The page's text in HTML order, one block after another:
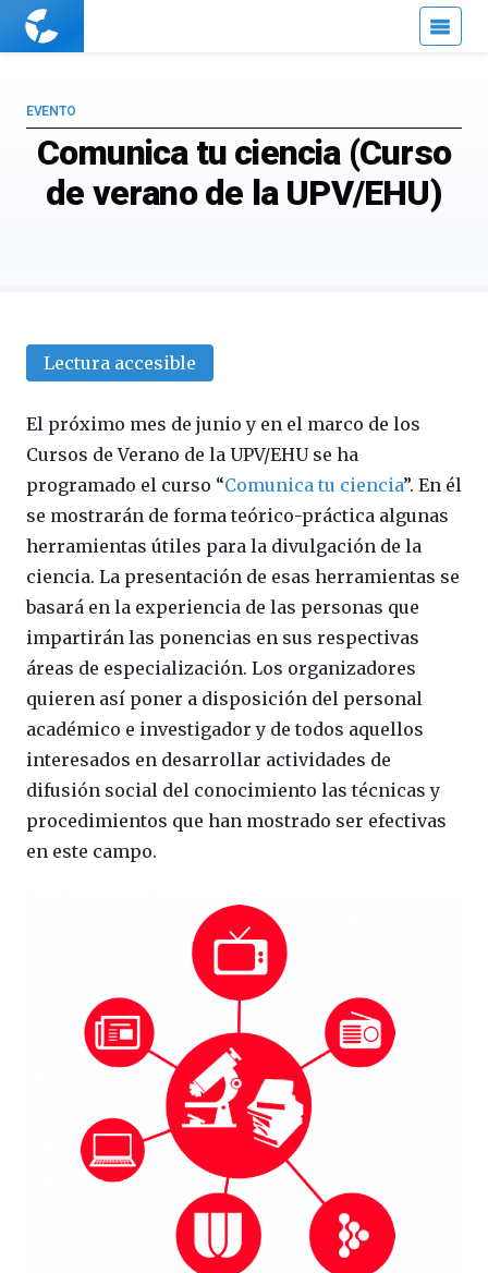
Cuaderno
Comunica tu ciencia (Curso
de verano de la UPV/EHU)
EVENTO
Lectura accesible
El próximo mes de junio y en el marco de los
Cursos de Verano de la UPV/EHU se ha
programado el curso “Comunica tu ciencia”. En él
se mostrarán de forma teórico-práctica algunas
herramientas útiles para la divulgación de la
ciencia. La presentación de esas herramientas se
basará en la experiencia de las personas que
impartirán las ponencias en sus respectivas
áreas de especialización. Los organizadores
quieren así poner a disposición del personal
académico e investigador y de todos aquellos
interesados en desarrollar actividades de
difusión social del conocimiento las técnicas y
procedimientos que han mostrado ser efectivas
en este campo.